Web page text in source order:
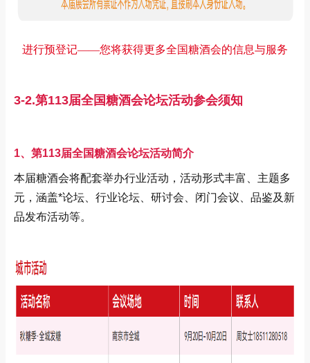
进行预登记——您将获得更多全国糖酒会的信息与服务
3-2.第113届全国糖酒会论坛活动参会须知
1、第113届全国糖酒会论坛活动简介
本届糖酒会将配套举办行业活动，活动形式丰富、主题多
元，涵盖*论坛、行业论坛、研讨会、闭门会议、品鉴及新
品发布活动等。